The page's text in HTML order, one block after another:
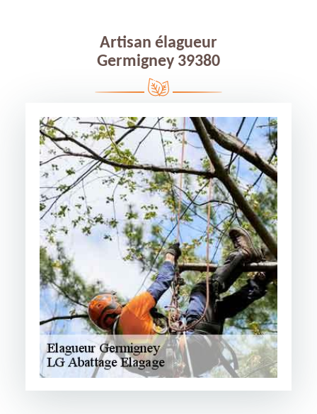
Artisan élagueur
Germigney 39380